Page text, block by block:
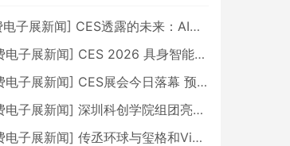
电子展新闻] CES透露的未来：AI、机器人与智能生活大爆发
电子展新闻] CES 2026 具身智能与创新领域 中国公司大放异彩
电子展新闻] CES展会今日落幕 预计2026行业收入将超五千亿美元
电子展新闻] 深圳科创学院组团亮相CES 广受好评
电子展新闻] 传丞环球与玺格和VibeLens共同推出全新耳机